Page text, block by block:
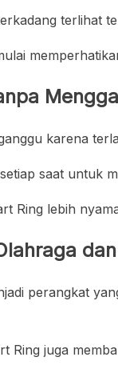
terlihat
karena
saat untuk
Ring lebih
perangkat
Ring juga